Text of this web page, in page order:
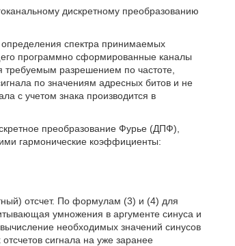
дискретному преобразованию
спектра принимаемых
программно сформированные каналы
требуемым разрешением по частоте,
по значениям адресных битов и не
с учетом знака производится в
преобразование Фурье (ДПФ),
гармонические коэффициенты:
отсчет. По формулам (3) и (4) для
умножения в аргументе синуса и
необходимых значений синусов
сигнала на уже заранее